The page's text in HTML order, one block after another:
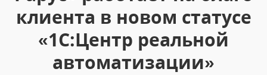
клиента в новом статусе
«1С:Центр реальной
автоматизации»